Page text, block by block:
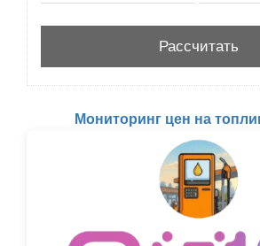
Мониторинг цен на